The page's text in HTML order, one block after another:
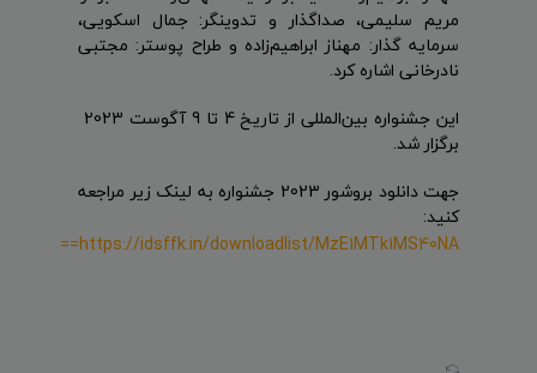
مریم سلیمی، صداگذار و تدوینگر: جمال اسکویی،
سرمایه گذار: مهناز ابراهیم‌زاده و طراح پوستر: مجتبی
نادرخانی اشاره کرد.
برگزار شد.
جهت دانلود بروشور 2023 جشنواره به لینک زیر مراجعه
کنید:
https://idsffk.in/downloadlist/MzE1MTk1MS40NA==